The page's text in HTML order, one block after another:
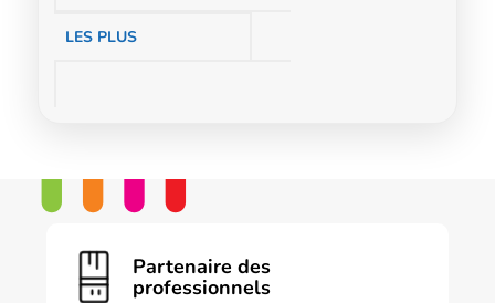
LES PLUS
Partenaire des
professionnels